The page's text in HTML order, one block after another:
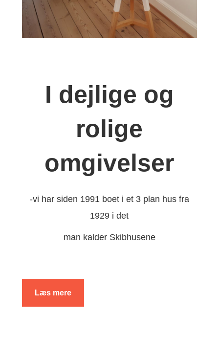
I dejlige og
rolige
omgivelser
-vi har siden 1991 boet i et 3 plan hus fra
1929 i det
man kalder Skibhusene
Læs mere